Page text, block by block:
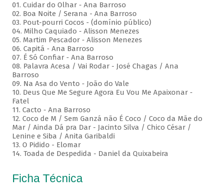
01. Cuidar do Olhar - Ana Barroso
02. Boa Noite / Serana - Ana Barroso
03. Pout-pourri Cocos - (domínio público)
04. Milho Caquiado - Alisson Menezes
05. Martim Pescador - Alisson Menezes
06. Capitá - Ana Barroso
07. É Só Confiar - Ana Barroso
08. Palavra Acesa / Vai Rodar - José Chagas / Ana
Barroso
09. Na Asa do Vento - João do Vale
10. Deus Que Me Segure Agora Eu Vou Me Apaixonar -
Fatel
11. Cacto - Ana Barroso
12. Coco de M / Sem Ganzá não É Coco / Coco da Mãe do
Mar / Ainda Dá pra Dar - Jacinto Silva / Chico César /
Lenine e Siba / Anita Garibaldi
13. O Pidido - Elomar
14. Toada de Despedida - Daniel da Quixabeira
Ficha Técnica